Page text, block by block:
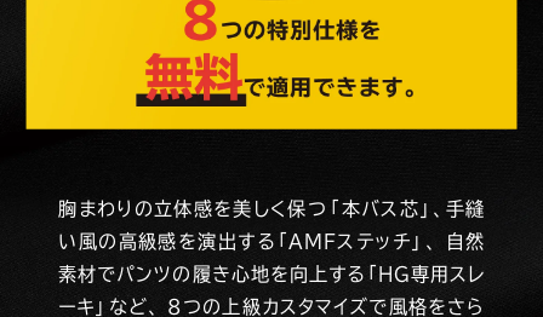
胸まわりの立体感を美しく保つ「本バス芯」、手縫
い風の高級感を演出する「AMFステッチ」、
自然
素材でパンツの履き心地を向上する「HG専用スレ
ーキ」など、
8つの上級カスタマイズで風格をさら